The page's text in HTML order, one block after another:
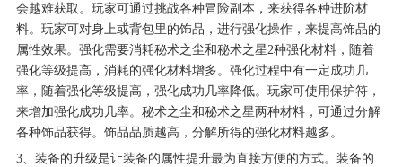
会越难获取。玩家可通过挑战各种冒险副本，来获得各种进阶材
料。玩家可对身上或背包里的饰品，进行强化操作，来提高饰品的
属性效果。强化需要消耗秘术之尘和秘术之星2种强化材料，随着
强化等级提高，消耗的强化材料增多。强化过程中有一定成功几
率，随着强化等级提高，强化成功几率降低。玩家可使用保护符，
来增加强化成功几率。秘术之尘和秘术之星两种材料，可通过分解
各种饰品获得。饰品品质越高，分解所得的强化材料越多。
3、装备的升级是让装备的属性提升最为直接方便的方式。装备的